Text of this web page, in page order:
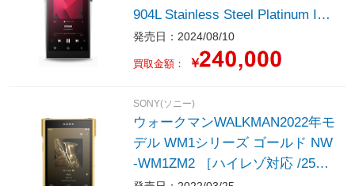
904L Stainless Steel Platinum IRV
-AK-SP3000-PLT ［ハイレゾ対応
/256GB］
発売日：2024/08/10
買取金額： ￥
SONY(ソニー)
ウォークマンWALKMAN2022年モ
デル WM1シリーズ ゴールド NW
-WM1ZM2 ［ハイレゾ対応 /256G